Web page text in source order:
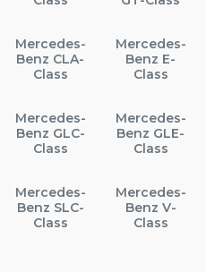
Mercedes-
Benz CLA-
Class
Mercedes-
Benz E-
Class
Mercedes-
Benz GLC-
Class
Mercedes-
Benz GLE-
Class
Mercedes-
Benz SLC-
Class
Mercedes-
Benz V-
Class